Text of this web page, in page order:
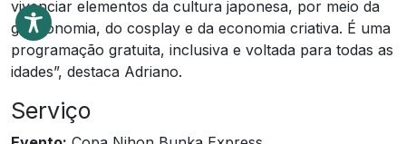
vivenciar elementos da cultura japonesa, por meio da
gastronomia, do cosplay e da economia criativa. É uma
programação gratuita, inclusiva e voltada para todas as
idades”, destaca Adriano.
Serviço